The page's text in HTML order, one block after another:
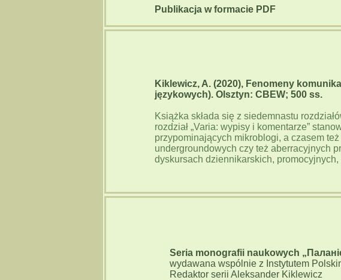
Publikacja w formacie PDF
Kiklewicz, A. (2020), Fenomeny
językowych). Olsztyn: CBEW; 500 ss.
Książka składa się z siedemnastu
rozdział „Varia: wypisy i komentarze”
przypominających mikroblogi, a czasem
undergroundowych czy też aberracyjnych
dyskursach dziennikarskich,
Seria monografii naukowych
wydawana wspólnie z Instytutem
Redaktor serii Aleksander Kiklewicz